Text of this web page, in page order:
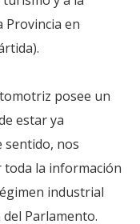
Provincia en
posee un
estar ya
sentido, nos
toda la información
industrial
Parlamento.